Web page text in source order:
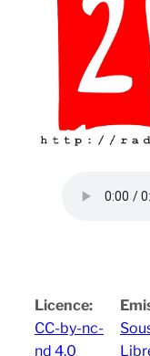
Licence:
CC-by-nc-
nd 4.0